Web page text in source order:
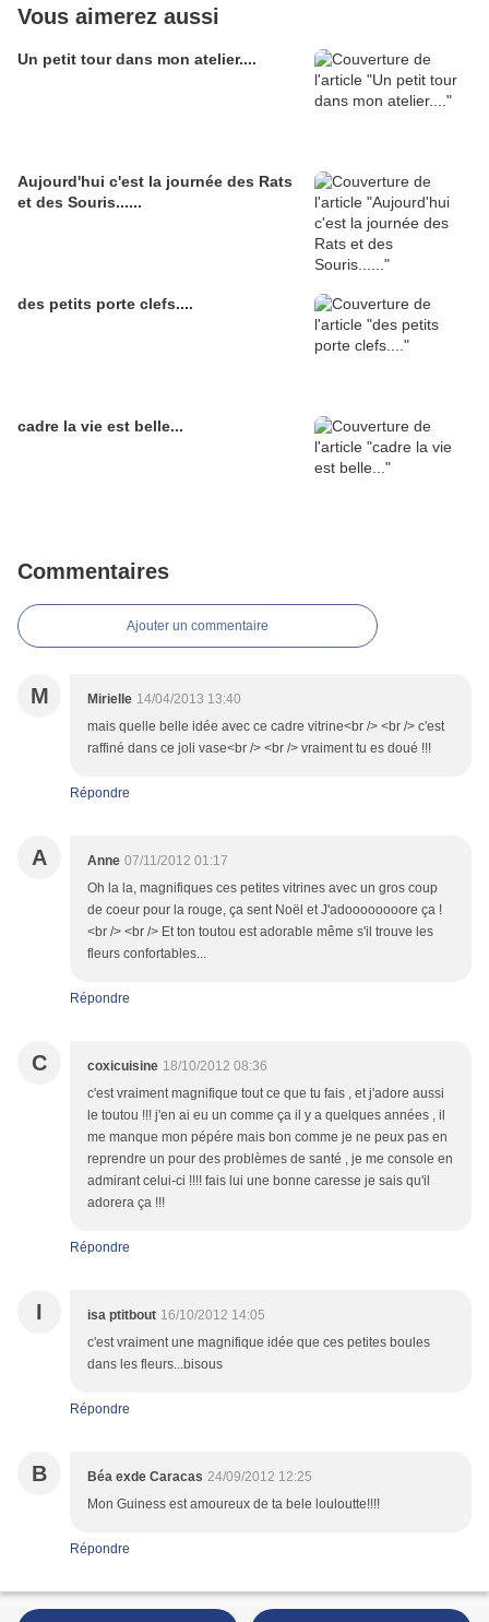
Vous aimerez aussi
Un petit tour dans mon atelier....
Aujourd'hui c'est la journée des Rats
et des Souris......
des petits porte clefs....
cadre la vie est belle...
Commentaires
Ajouter un commentaire
M Mirielle 14/04/2013 13:40
mais quelle belle idée avec ce cadre vitrine<br /> <br /> c'est
raffiné dans ce joli vase<br /> <br /> vraiment tu es doué !!!
Répondre
A Anne 07/11/2012 01:17
Oh la la, magnifiques ces petites vitrines avec un gros coup
de coeur pour la rouge, ça sent Noël et J'adoooooooore ça !
<br /> <br /> Et ton toutou est adorable même s'il trouve les
fleurs confortables...
Répondre
C coxicuisine 18/10/2012 08:36
c'est vraiment magnifique tout ce que tu fais , et j'adore aussi
le toutou !!! j'en ai eu un comme ça il y a quelques années , il
me manque mon pépére mais bon comme je ne peux pas en
reprendre un pour des problèmes de santé , je me console en
admirant celui-ci !!!! fais lui une bonne caresse je sais qu'il
adorera ça !!!
Répondre
I isa ptitbout 16/10/2012 14:05
c'est vraiment une magnifique idée que ces petites boules
dans les fleurs...bisous
Répondre
B Béa exde Caracas 24/09/2012 12:25
Mon Guiness est amoureux de ta bele louloutte!!!!
Répondre